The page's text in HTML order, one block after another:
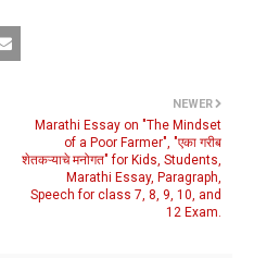
NEWER
Marathi Essay on "The Mindset
of a Poor Farmer", "एका गरीब
शेतकऱ्याचे मनोगत" for Kids, Students,
Marathi Essay, Paragraph,
Speech for class 7, 8, 9, 10, and
12 Exam.